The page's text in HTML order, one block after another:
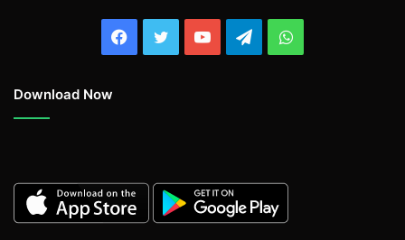
Facebook
TwitterYouTubeTelegramWhatsApp
Download Now